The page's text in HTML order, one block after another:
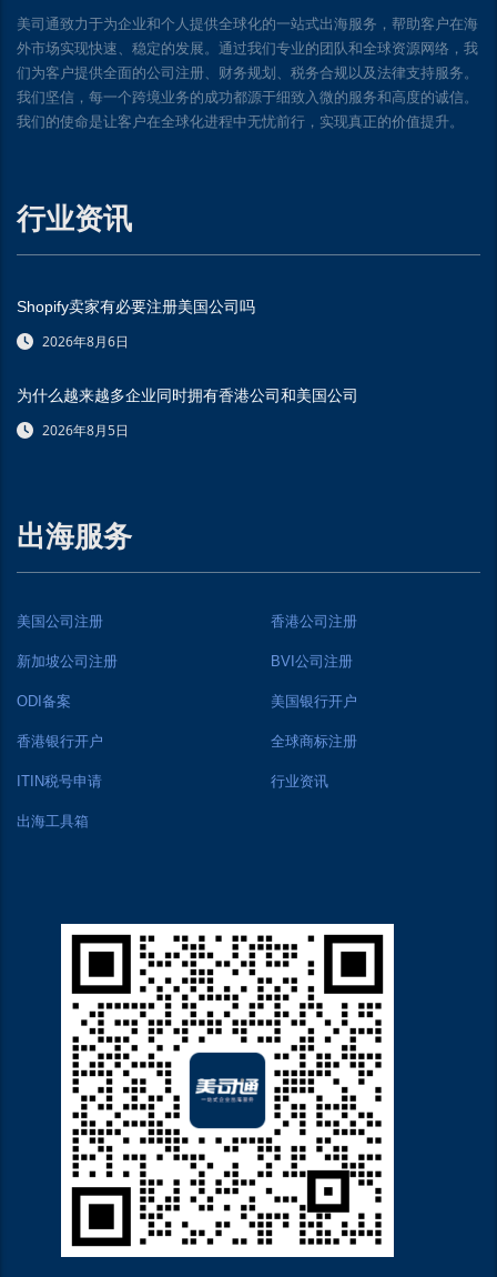
美司通致力于为企业和个人提供全球化的一站式出海服务，帮助客户在海
外市场实现快速、稳定的发展。通过我们专业的团队和全球资源网络，我
们为客户提供全面的公司注册、财务规划、税务合规以及法律支持服务。
我们坚信，每一个跨境业务的成功都源于细致入微的服务和高度的诚信。
我们的使命是让客户在全球化进程中无忧前行，实现真正的价值提升。
行业资讯
Shopify卖家有必要注册美国公司吗
2026年8月6日
为什么越来越多企业同时拥有香港公司和美国公司
2026年8月5日
出海服务
美国公司注册 香港公司注册
新加坡公司注册 BVI公司注册
ODI备案 美国银行开户
香港银行开户 全球商标注册
ITIN税号申请 行业资讯
出海工具箱